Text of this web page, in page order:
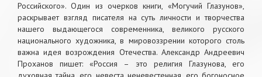
Российского». Один из очерков книги, «Могучий Глазунов»,
раскрывает взгляд писателя на суть личности и творчества
нашего выдающегося современника, великого русского
национального художника, в мировоззрении которого столь
важна идея возрождения Отечества. Александр Андреевич
Проханов пишет: «Россия – это религия Глазунова, его